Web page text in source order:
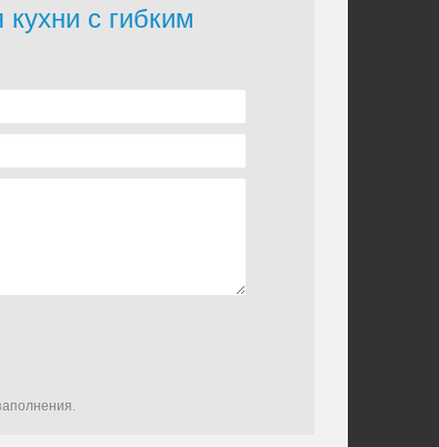
с гибким